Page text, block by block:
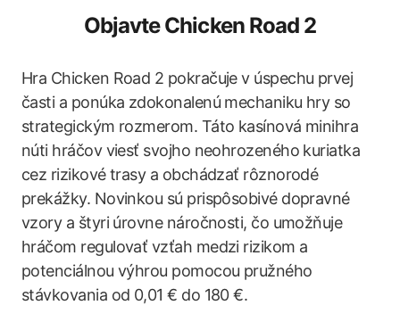
Objavte Chicken Road 2
Hra Chicken Road 2 pokračuje v úspechu prvej
časti a ponúka zdokonalenú mechaniku hry so
strategickým rozmerom. Táto kasínová minihra
núti hráčov viesť svojho neohrozeného kuriatka
cez rizikové trasy a obchádzať rôznorodé
prekážky. Novinkou sú prispôsobivé dopravné
vzory a štyri úrovne náročnosti, čo umožňuje
hráčom regulovať vzťah medzi rizikom a
potenciálnou výhrou pomocou pružného
stávkovania od 0,01 € do 180 €.